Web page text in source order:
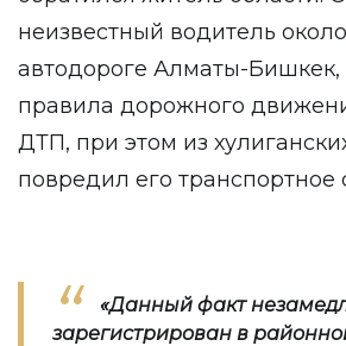
неизвестный водитель
автодороге Алматы-
правила дорожного
ДТП, при этом из
повредил его транспортное
«Данный факт
зарегистрирован в